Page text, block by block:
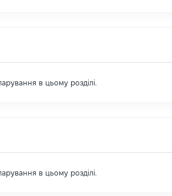
в цьому розділі.
в цьому розділі.